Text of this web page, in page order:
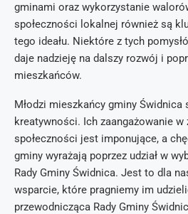
gminami oraz wykorzystanie
społeczności lokalnej również są
tego ideału. Niektóre z tych
daje nadzieję na dalszy rozwój i
mieszkańców.
Młodzi mieszkańcy gminy Świdnica
kreatywności. Ich zaangażowanie
społeczności jest imponujące, a
gminy wyrażają poprzez udział w
Rady Gminy Świdnica. Jest to dla
wsparcie, które pragniemy im
przewodnicząca Rady Gminy